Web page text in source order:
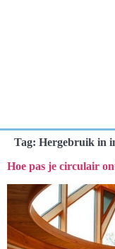
Tag: Hergebruik in
Hoe pas je circulair